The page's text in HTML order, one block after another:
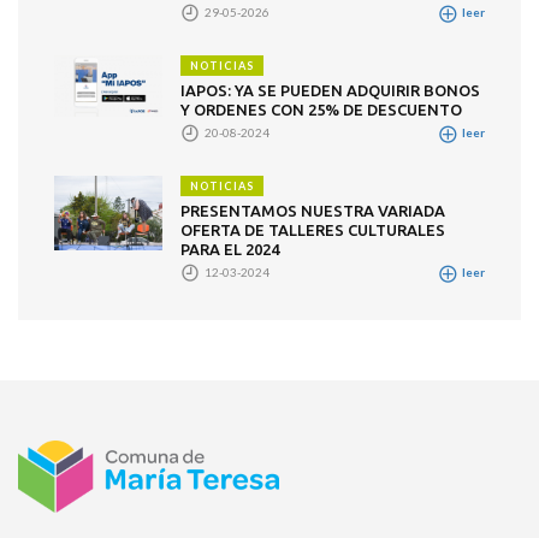
29-05-2026 leer
NOTICIAS
IAPOS: YA SE PUEDEN ADQUIRIR BONOS
Y ORDENES CON 25% DE DESCUENTO
20-08-2024 leer
NOTICIAS
PRESENTAMOS NUESTRA VARIADA
OFERTA DE TALLERES CULTURALES
PARA EL 2024
12-03-2024 leer